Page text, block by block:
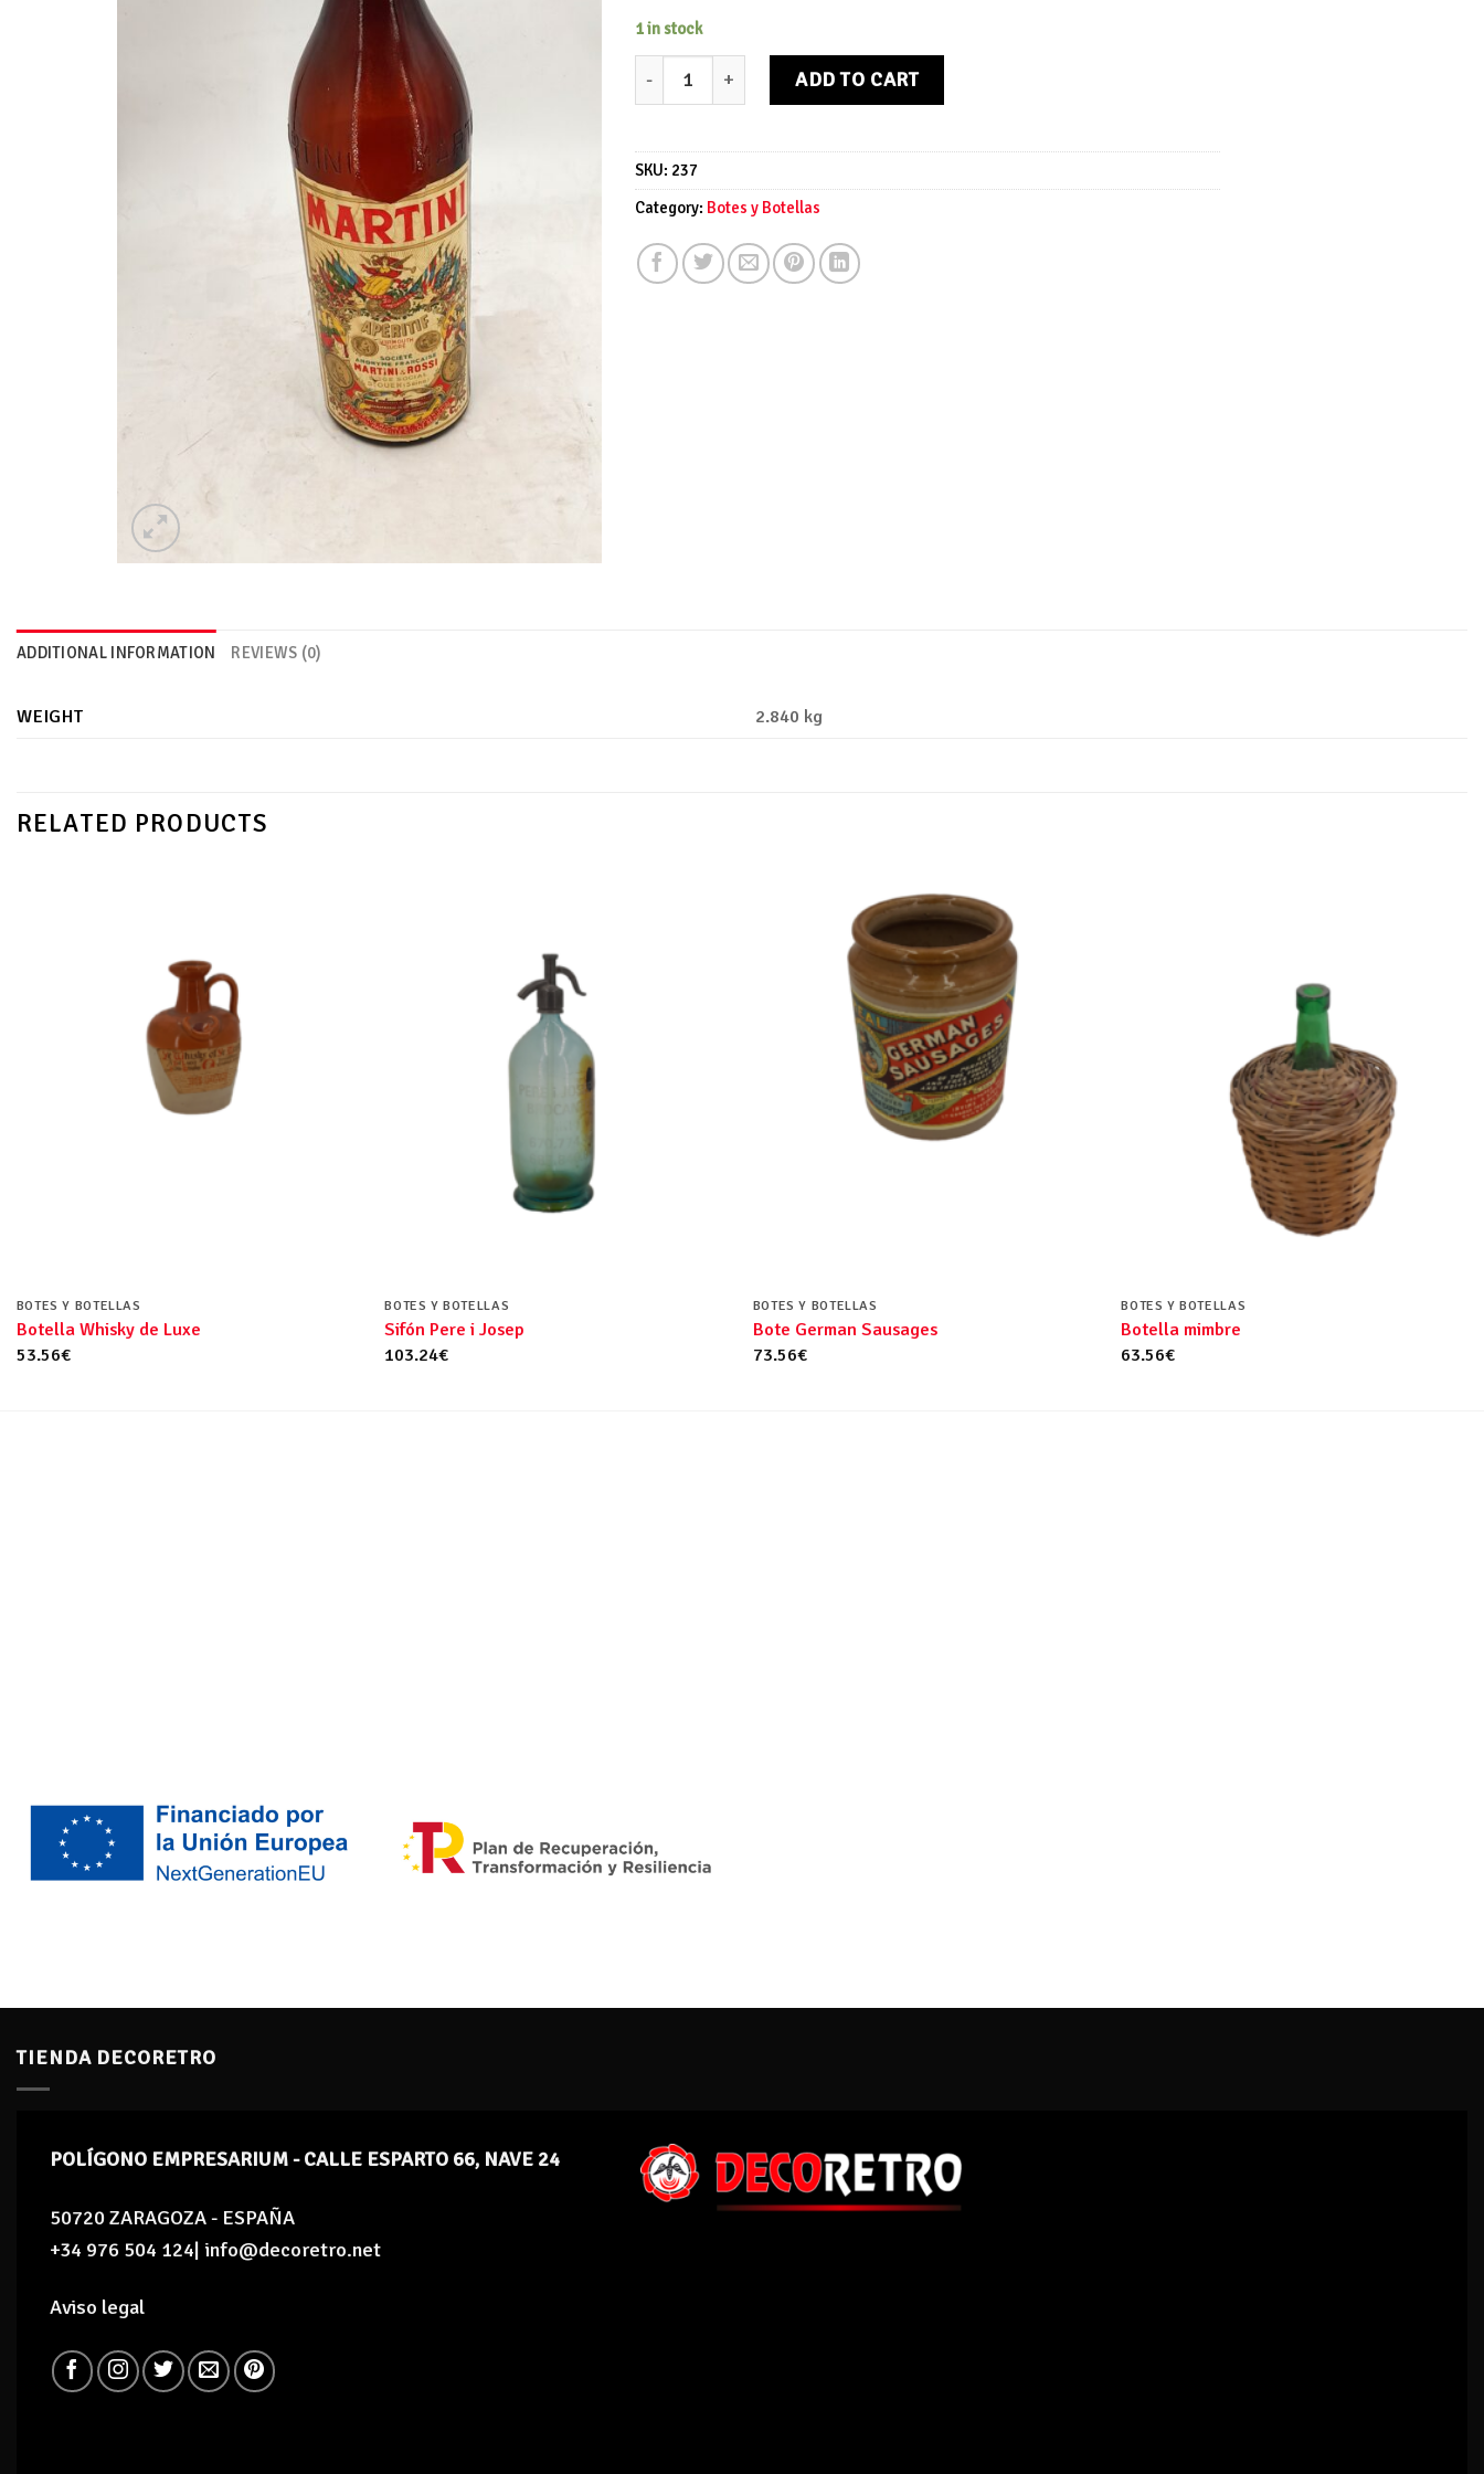
1 in stock
Botella Martini Aperitif quantity
ADD TO CART
SKU: 237
Category: Botes y Botellas
ADDITIONAL INFORMATION REVIEWS (0)
WEIGHT 2.840 kg
RELATED PRODUCTS
BOTES Y BOTELLAS
Botella Whisky de Luxe
53.56€
BOTES Y BOTELLAS
Sifón Pere i Josep
103.24€
BOTES Y BOTELLAS
Bote German Sausages
73.56€
BOTES Y BOTELLAS
Botella mimbre
63.56€
TIENDA DECORETRO
POLÍGONO EMPRESARIUM - CALLE ESPARTO 66, NAVE 24
50720 ZARAGOZA - ESPAÑA
+34 976 504 124| info@decoretro.net
Aviso legal